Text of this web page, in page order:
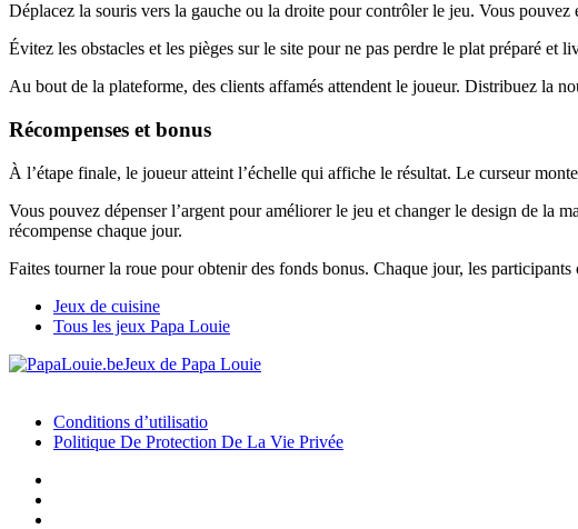
Déplacez la souris vers la gauche ou la droite pour contrôler le jeu. Vous
Évitez les obstacles et les pièges sur le site pour ne pas perdre le plat préparé et
Au bout de la plateforme, des clients affamés attendent le joueur. Distribuez la
Récompenses et bonus
À l’étape finale, le joueur atteint l’échelle qui affiche le résultat. Le curseur
Vous pouvez dépenser l’argent pour améliorer le jeu et changer le design de la
récompense chaque jour.
Faites tourner la roue pour obtenir des fonds bonus. Chaque jour, les
Jeux de cuisine
Tous les jeux Papa Louie
Jeux de Papa Louie
Conditions d’utilisatio
Politique De Protection De La Vie Privée